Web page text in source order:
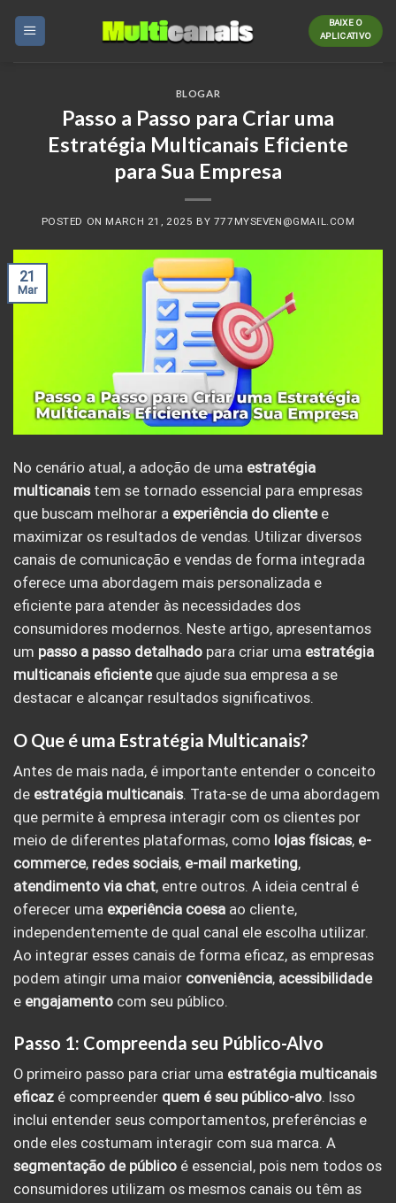
BAIXE O
APLICATIVO
BLOGAR
Passo a Passo para Criar uma
Estratégia Multicanais Eficiente
para Sua Empresa
POSTED ON MARCH 21, 2025 BY 777MYSEVEN@GMAIL.COM
21
Mar
No cenário atual, a adoção de uma estratégia
multicanaistem se tornado essencial para empresas
que buscam melhorar a experiência do clientee
maximizar os resultados de vendas. Utilizar diversos
canais de comunicação e vendas de forma integrada
oferece uma abordagem mais personalizada e
eficiente para atender às necessidades dos
consumidores modernos. Neste artigo, apresentamos
um passo a passo detalhado para criar uma estratégia
multicanais eficienteque ajude sua empresa a se
destacar e alcançar resultados significativos.
O Que é uma Estratégia Multicanais?
Antes de mais nada, é importante entender o conceito
de estratégia multicanais. Trata-se de uma abordagem
que permite à empresa interagir com os clientes por
meio de diferentes plataformas, como lojas físicas, e-
commerce, redes sociais, e-mail marketing,
atendimento via chat, entre outros. A ideia central é
oferecer uma experiência coesa ao cliente,
independentemente de qual canal ele escolha utilizar.
Ao integrar esses canais de forma eficaz, as empresas
podem atingir uma maior conveniência, acessibilidade
e engajamento com seu público.
Passo 1: Compreenda seu Público-Alvo
O primeiro passo para criar uma estratégia multicanais
eficaz é compreender quem é seu público-alvo. Isso
inclui entender seus comportamentos, preferências e
onde eles costumam interagir com sua marca. A
segmentação de público é essencial, pois nem todos os
consumidores utilizam os mesmos canais ou têm as